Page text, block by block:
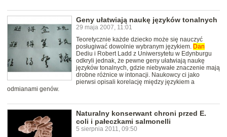
Geny ułatwiają naukę języków tonalnych
29 maja 2007, 11:01
Teoretycznie każde dziecko może się nauczyć
posługiwać dowolnie wybranym językiem. Dan
Dediu i Robert Ladd z Uniwersytetu w Edynburgu
odkryli jednak, że pewne geny ułatwiają naukę
języków tonalnych, gdzie niebywałe znaczenie mają
drobne różnice w intonacji. Naukowcy ci jako
pierwsi opisali korelację między językiem a
odmianami genów.
Naturalny konserwant chroni przed E.
coli i pałeczkami salmonelli
5 sierpnia 2011, 09:50